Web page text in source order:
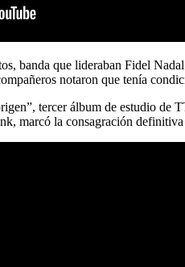
, banda que lideraban Fidel
notaron que tenía
tercer álbum de estudio
marcó la consagración